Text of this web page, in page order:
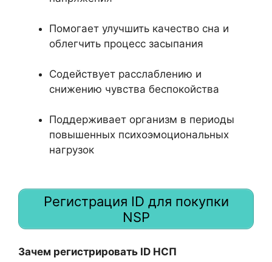
Помогает улучшить качество сна и
облегчить процесс засыпания
Содействует расслаблению и
снижению чувства беспокойства
Поддерживает организм в периоды
повышенных психоэмоциональных
нагрузок
Регистрация ID для покупки
NSP
Зачем регистрировать ID НСП